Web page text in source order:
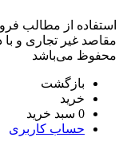
استفاده از مطالب
مقاصد غیر تجاری و
محفوظ می‌باشد
بازگشت
خرید
0 سبد خرید
حساب کاربری